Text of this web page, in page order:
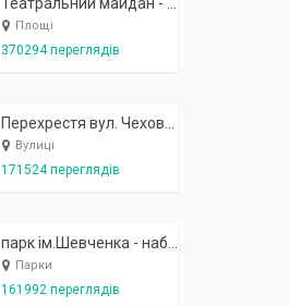
Площі
370294 переглядів
Вулиці
171524 переглядів
Парки
161992 переглядів